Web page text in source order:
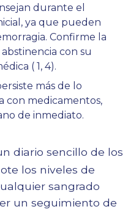
durante el
ya que pueden
Confirme la
con su
(1 ,4).
más de lo
con medicamentos,
de inmediato.
diario sencillo de los
los niveles de
sangrado
un seguimiento de